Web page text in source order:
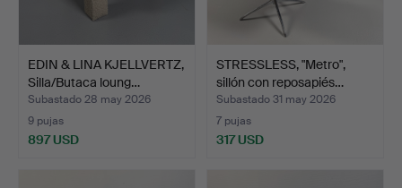
EDIN & LINA KJELLVERTZ,
Silla/Butaca loung…
Subastado 28 may 2026
9 pujas
897 USD
STRESSLESS, "Metro",
sillón con reposapiés…
Subastado 31 may 2026
7 pujas
317 USD